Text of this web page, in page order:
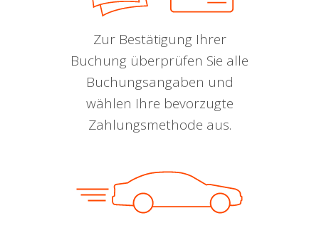
Zur Bestätigung Ihrer
Buchung überprüfen Sie alle
Buchungsangaben und
wählen Ihre bevorzugte
Zahlungsmethode aus.